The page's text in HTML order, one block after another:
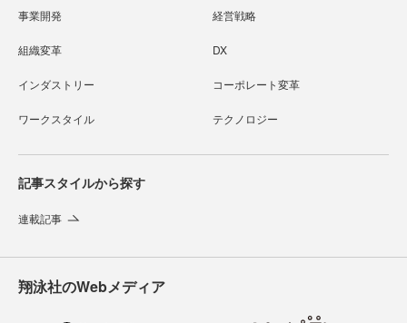
事業開発 経営戦略
組織変革 DX
インダストリー コーポレート変革
ワークスタイル テクノロジー
記事スタイルから探す
連載記事
翔泳社のWebメディア